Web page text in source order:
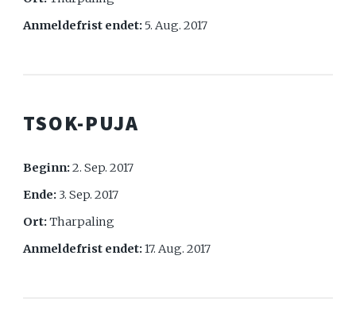
Anmeldefrist endet: 5. Aug. 2017
TSOK-PUJA
Beginn:2. Sep. 2017
Ende: 3. Sep. 2017
Ort:Tharpaling
Anmeldefrist endet:17. Aug. 2017